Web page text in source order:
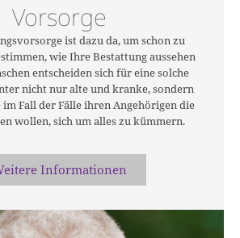
Vorsorge
ist dazu da, um schon zu
wie Ihre Bestattung aussehen
entscheiden sich für eine solche
nicht nur alte und kranke, sondern
im Fall der Fälle ihren Angehörigen die
wollen, sich um alles zu kümmern.
Informationen